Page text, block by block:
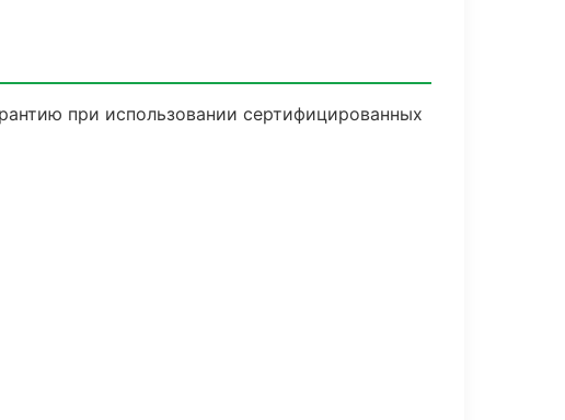
при использовании сертифицированных